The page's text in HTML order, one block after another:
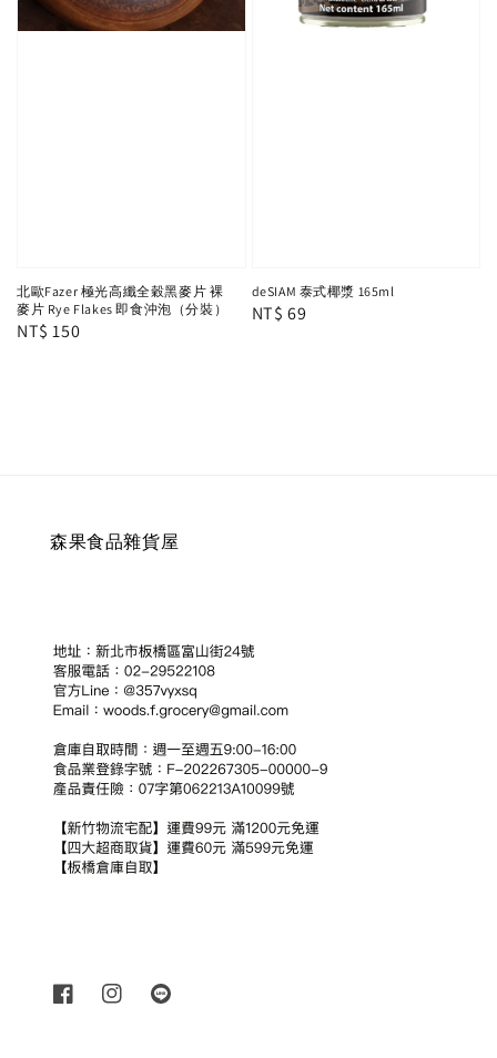
北歐Fazer 極光高纖全穀黑麥片 裸
麥片 Rye Flakes 即食沖泡（分裝）
Regular
NT$ 150
deSIAM 泰式椰漿 165ml
Regular
NT$ 69
森果食品雜貨屋